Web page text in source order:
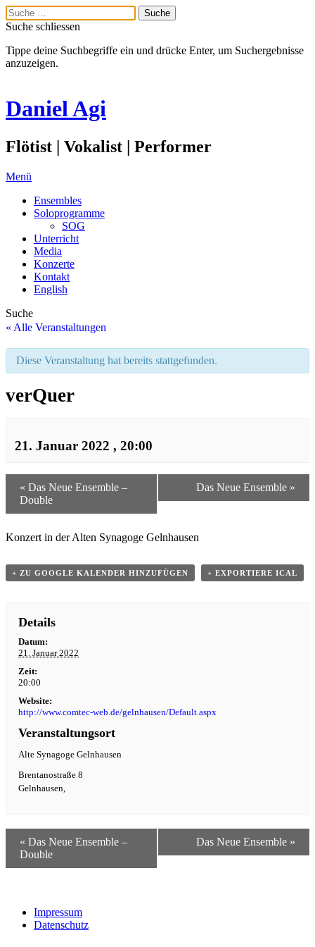
Suche schliessen
Tippe deine Suchbegriffe ein und drücke Enter, um Suchergebnisse
anzuzeigen.
Daniel Agi
Flötist | Vokalist | Performer
Menü
Ensembles
Soloprogramme
SOG
Unterricht
Media
Konzerte
Kontakt
English
Suche
« Alle Veranstaltungen
Diese Veranstaltung hat bereits stattgefunden.
verQuer
21. Januar 2022 , 20:00
« Das Neue Ensemble –
Double
Das Neue Ensemble »
Konzert in der Alten Synagoge Gelnhausen
+ ZU GOOGLE KALENDER HINZUFÜGEN + EXPORTIERE ICAL
Details
Datum:
21. Januar 2022
Zeit:
20:00
Website:
http://www.comtec-web.de/gelnhausen/Default.aspx
Veranstaltungsort
Alte Synagoge Gelnhausen
Brentanostraße 8
Gelnhausen
« Das Neue Ensemble –
Double
Das Neue Ensemble »
Impressum
Datenschutz